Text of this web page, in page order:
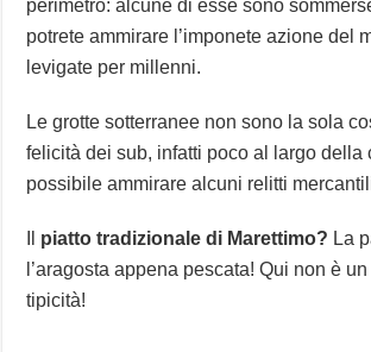
perimetro: alcune di esse sono
potrete ammirare l’imponete azione del
levigate per millenni.
Le grotte sotterranee non sono la sola
felicità dei sub, infatti poco al largo della
possibile ammirare alcuni relitti
piatto tradizionale di Marettimo? La
l’aragosta appena pescata! Qui non è
tipicità!